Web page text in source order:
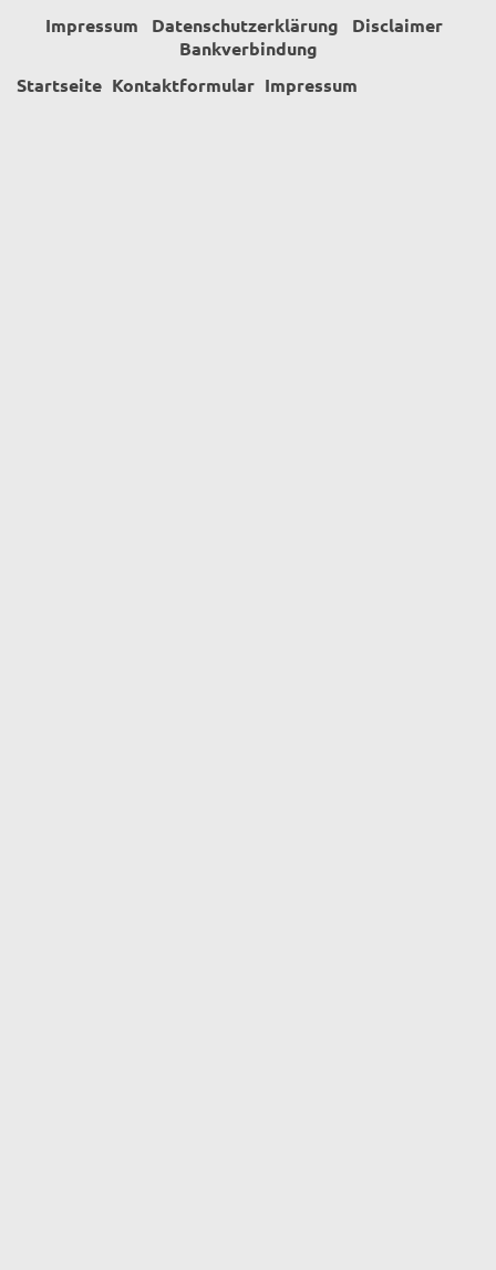
Impressum Datenschutzerklärung
Disclaimer
Bankverbindung
Startseite Kontaktformular Impressum